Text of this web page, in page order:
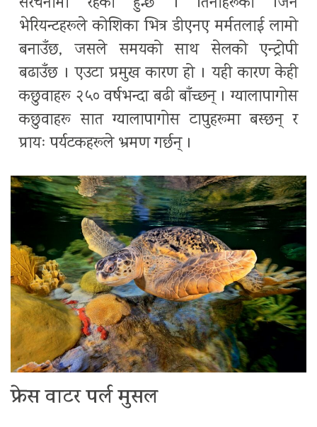
भेरियन्टहरूले कोशिका भित्र डीएनए मर्मतलाई लामो
बनाउँछ, जसले समयको साथ सेलको एन्ट्रोपी
बढाउँछ । एउटा प्रमुख कारण हो । यही कारण केही
कछुवाहरू २५० वर्षभन्दा बढी बाँच्छन् । ग्यालापागोस
कछुवाहरू सात ग्यालापागोस टापुहरूमा बस्छन् र
प्रायः पर्यटकहरूले भ्रमण गर्छन् ।
फ्रेस वाटर पर्ल मुसल